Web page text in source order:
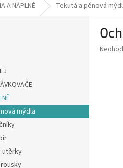
A NÁPLNĚ Tekutá a pěnová
mýdla
utěrky